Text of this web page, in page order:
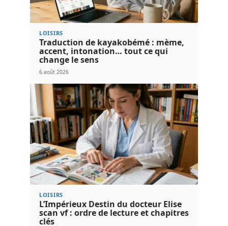
LOISIRS
Traduction de kayakobémé : mème,
accent, intonation… tout ce qui
change le sens
6 août 2026
LOISIRS
L’Impérieux Destin du docteur Elise
scan vf : ordre de lecture et chapitres
clés